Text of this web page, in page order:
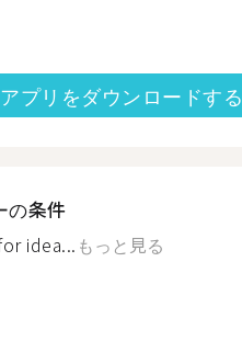
アプリをダウンロードする
の条件
idea... もっと見る